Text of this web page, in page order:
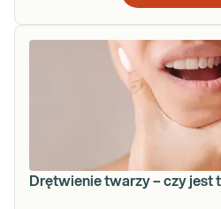
Drętwienie twarzy – czy jest